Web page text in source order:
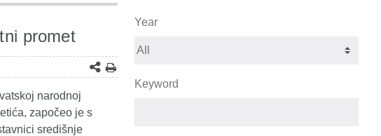
promet
narodnoj
započeo je s
središnje
Year
Keyword